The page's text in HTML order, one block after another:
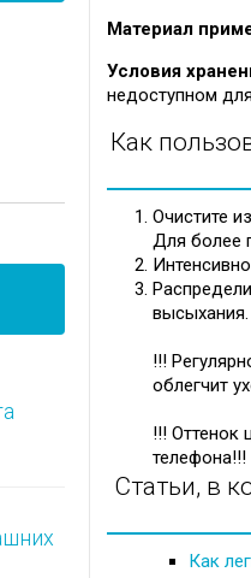
Материал
Условия
недоступном
Как
Очистите
Для более
высыхания.
!!!
облегчит
!!! Оттенок
телефона!!!
Статьи, в
Как